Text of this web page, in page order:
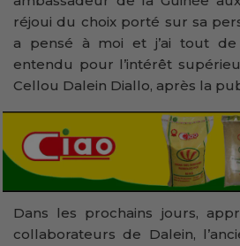
réjoui du choix porté sur sa
a pensé à moi et j’ai tout
entendu pour l’intérêt
Cellou Dalein Diallo, après la
Dans les prochains jours,
collaborateurs de Dalein,